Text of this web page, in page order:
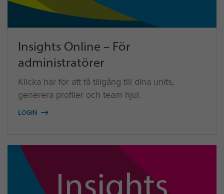
Insights Online – För
administratörer
Klicka här för att få tillgång till dina units,
generera profiler och team hjul.
LOGIN